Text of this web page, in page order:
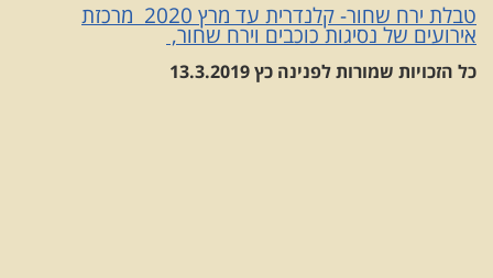
טבלת ירח שחור- קלנדרית עד מרץ 2020 מרכזת
אירועים של נסיגות כוכבים וירח שחור,
כל הזכויות שמורות לפנינה כץ 13.3.2019